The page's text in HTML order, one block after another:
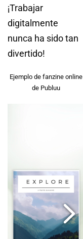
¡Trabajar
digitalmente
nunca ha sido tan
divertido!
Ejemplo de fanzine online
de Publuu